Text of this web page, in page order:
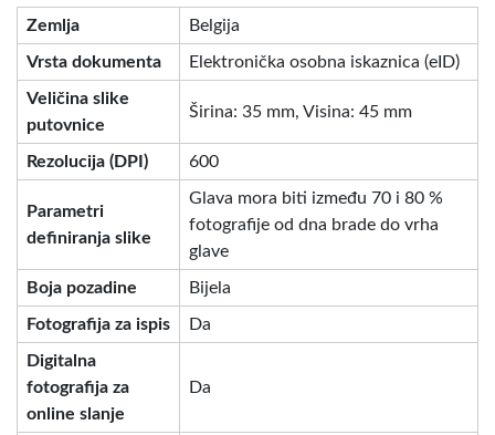
Zemlja Belgija
Vrsta dokumenta Elektronička osobna iskaznica (eID)
Veličina slike
putovnice
Širina: 35 mm, Visina: 45 mm
Rezolucija (DPI) 600
Parametri
definiranja slike
Glava mora biti između 70 i 80 %
fotografije od dna brade do vrha
glave
Boja pozadine Bijela
Fotografija za ispis Da
Digitalna
fotografija za
online slanje
Da